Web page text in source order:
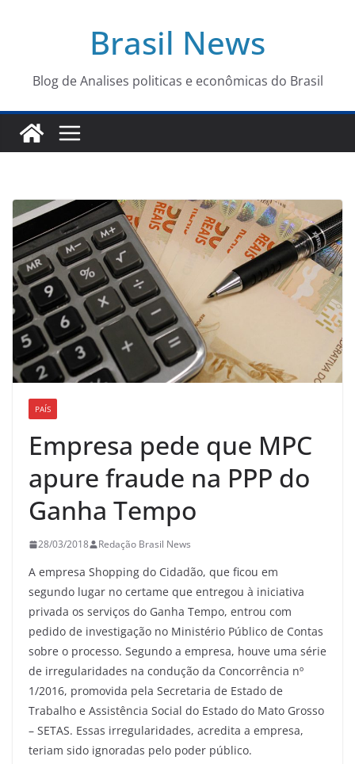
conteúdo
Brasil News
Blog de Analises politicas e econômicas do Brasil
PAÍS
Empresa pede que MPC
apure fraude na PPP do
Ganha Tempo
28/03/2018 Redação Brasil News
A empresa Shopping do Cidadão, que ficou em
segundo lugar no certame que entregou à iniciativa
privada os serviços do Ganha Tempo, entrou com
pedido de investigação no Ministério Público de Contas
sobre o processo. Segundo a empresa, houve uma série
de irregularidades na condução da Concorrência nº
1/2016, promovida pela Secretaria de Estado de
Trabalho e Assistência Social do Estado do Mato Grosso
– SETAS. Essas irregularidades, acredita a empresa,
teriam sido ignoradas pelo poder público.